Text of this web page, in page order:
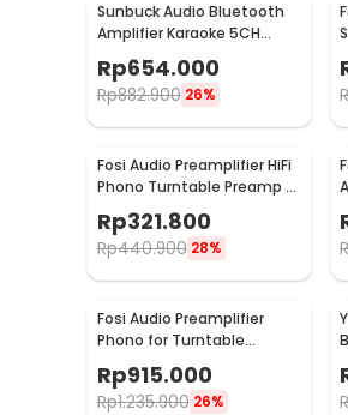
Sunbuck Audio Bluetooth
Amplifier Karaoke 5CH
600W - AV-608BT
Rp654.000
Rp882.900 26%
Fosi Audio Preamplifier HiFi
Phono Turntable Preamp -
BOX X1
Rp321.800
Rp440.900 28%
Fosi Audio Preamplifier
Phono for Turntable
Box X2
Rp915.000
Rp1.235.900 26%